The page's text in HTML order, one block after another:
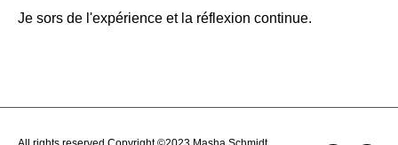
Je sors de l'expérience et la réflexion continue.